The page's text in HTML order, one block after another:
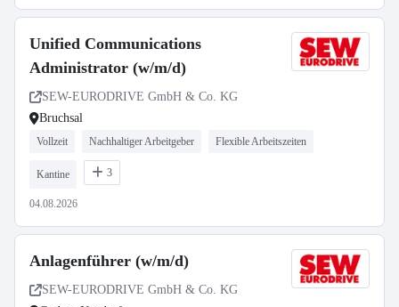
Unified Communications
Administrator (w/m/d)
SEW-EURODRIVE GmbH & Co. KG
Bruchsal
Vollzeit Nachhaltiger Arbeitgeber Flexible Arbeitszeiten
Kantine 3
04.08.2026
Anlagenführer (w/m/d)
SEW-EURODRIVE GmbH & Co. KG